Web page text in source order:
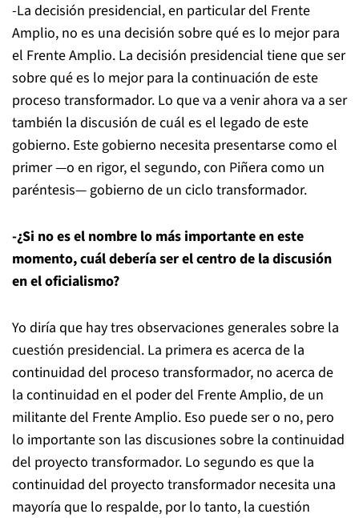
-La decisión presidencial, en particular del Frente
Amplio, no es una decisión sobre qué es lo mejor para
el Frente Amplio. La decisión presidencial tiene que ser
sobre qué es lo mejor para la continuación de este
proceso transformador. Lo que va a venir ahora va a ser
también la discusión de cuál es el legado de este
gobierno. Este gobierno necesita presentarse como el
primer —o en rigor, el segundo, con Piñera como un
paréntesis— gobierno de un ciclo transformador.
-¿Si no es el nombre lo más importante en este
momento, cuál debería ser el centro de la discusión
en el oficialismo?
Yo diría que hay tres observaciones generales sobre la
cuestión presidencial. La primera es acerca de la
continuidad del proceso transformador, no acerca de
la continuidad en el poder del Frente Amplio, de un
militante del Frente Amplio. Eso puede ser o no, pero
lo importante son las discusiones sobre la continuidad
del proyecto transformador. Lo segundo es que la
continuidad del proyecto transformador necesita una
mayoría que lo respalde, por lo tanto, la cuestión